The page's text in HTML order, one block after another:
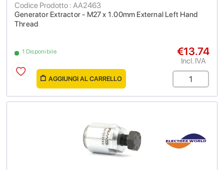
Generator Extractor - M27 x 1.00mm External Left Hand
Thread
Codice Prodotto : AA2463
1 Disponibile €13.74
Incl. IVA
AGGIUNGI AL CARRELLO